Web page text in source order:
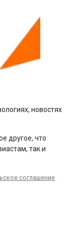
новостях
другое, что
так и
соглашение